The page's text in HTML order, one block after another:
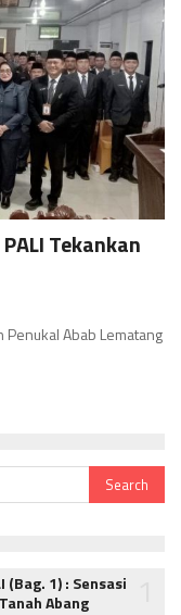
Tekankan
Abab Lematang
1) : Sensasi
Abang